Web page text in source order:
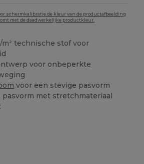
schermkalibratie de kleur van de productafbeelding
met de daadwerkelijke productkleur.
m² technische stof voor
voor onbeperkte
voor een stevige pasvorm
pasvorm met stretchmateriaal